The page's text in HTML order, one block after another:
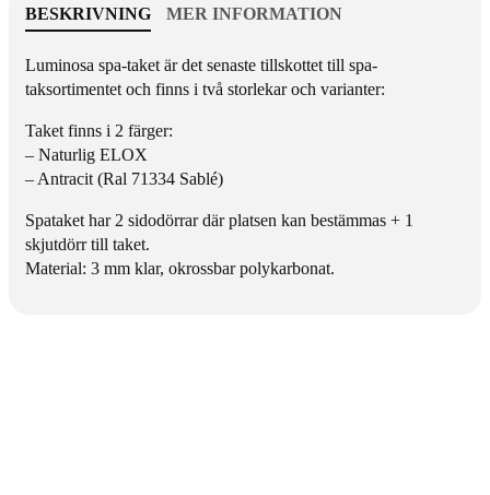
a
k
L
u
i
n
o
a
BESKRIVNING MER INFORMATION
Luminosa spa-taket är det senaste tillskottet till spa-
taksortimentet och finns i två storlekar och varianter:
Taket finns i 2 färger:
– Naturlig ELOX
– Antracit (Ral 71334 Sablé)
Spataket har 2 sidodörrar där platsen kan bestämmas + 1
skjutdörr till taket.
Material: 3 mm klar, okrossbar polykarbonat.